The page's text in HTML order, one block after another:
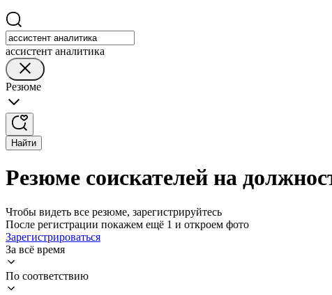
ассистент аналитика
Резюме
Найти
Резюме соискателей на
Чтобы видеть все резюме, зарегистрируйтесь
После регистрации покажем ещё 1 и откроем фото
Зарегистрироваться
За всё время
По соответствию